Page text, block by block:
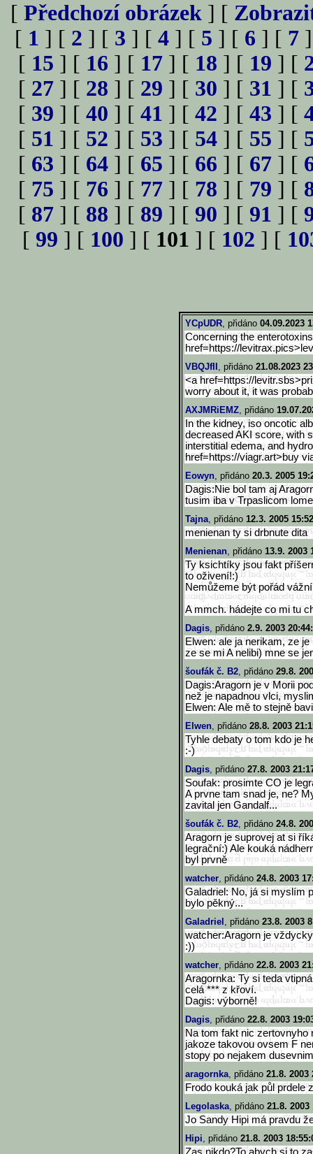
[ Předchozí obrázek ] [
[ 1 ] [ 2 ] [ 3 ] [ 4 ] [ 5 ] [ 6 ] [ 7
[ 15 ] [ 16 ] [ 17 ] [ 18 ] [ 19 ] [
[ 27 ] [ 28 ] [ 29 ] [ 30 ] [ 31 ] [
[ 39 ] [ 40 ] [ 41 ] [ 42 ] [ 43 ] [
[ 51 ] [ 52 ] [ 53 ] [ 54 ] [ 55 ] [
[ 63 ] [ 64 ] [ 65 ] [ 66 ] [ 67 ] [
[ 75 ] [ 76 ] [ 77 ] [ 78 ] [ 79 ] [
[ 87 ] [ 88 ] [ 89 ] [ 90 ] [ 91 ] [
[ 99 ] [ 100 ] [ 101 ] [ 102 ] [
YCpUDR, přidáno 04.09.2023
Concerning the
href=https://levitrax.pics>
VBQJfII , přidáno 21.08.2023
<a href=https://levitr.sbs>pri
worry about it, it was
AXJMRiEMZ, přidáno
In the kidney, iso oncotic
decreased AKI score, with
interstitial edema, and
href=https://viagr.art>buy
Eowyn, přidáno 20.3. 2005
Dagis:Nie bol tam aj
tusim iba v Trpaslicom
Tajna, přidáno 12.3. 2005
menienan ty si drbnute dita
Menienan, přidáno 13.9. 2003
Ty ksichtíky jsou fakt
to oživení!:)
Nemůžeme být pořád
A mmch. hádejte co mi tu
Dagis, přidáno 2.9. 2003
Elwen: ale ja nerikam, ze
ze se mi A nelibi) mne se
šoufák č. B2, přidáno 29.8.
Dagis:Aragorn je v Morii
než je napadnou vlci,
Elwen: Ale mě to stejně
Elwen, přidáno 28.8. 2003
Tyhle debaty o tom kdo je
:-)
Dagis, přidáno 27.8. 2003
Soufak: prosimte CO je
A prvne tam snad je, ne?
zavital jen Gandalf...
šoufák č. B2, přidáno 24.8.
Aragorn je suprovej at si
legrační:) Ale kouká
byl prvně
watcher, přidáno 24.8. 2003
Galadriel: No, já si myslím
bylo pěkný...
Galadriel , přidáno 23.8. 2003
watcher:Aragorn je
:))
watcher, přidáno 22.8. 2003
Aragornka: Ty si teda
celá *** z křoví.
Dagis: výborně!
Dagis, přidáno 22.8. 2003
Na tom fakt nic zertovnyho
jakoze takovou ovsem F
stopy po nejakem
aragornka, přidáno 21.8. 2003
Frodo kouká jak půl prdele
Legolaska, přidáno 21.8. 2003
Jo Sandy Hipi má pravdu
Hipi, přidáno 21.8. 2003